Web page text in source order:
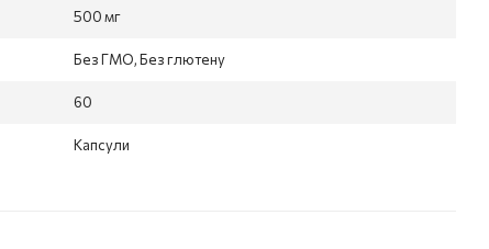
500 мг
Без ГМО, Без глютену
60
Капсули